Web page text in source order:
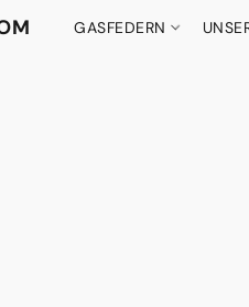
GASFEDERN